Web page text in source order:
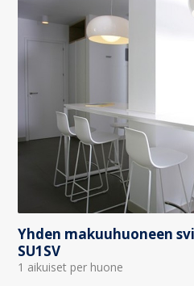
Yhden makuuhuoneen
SU1SV
1 aikuiset per huone